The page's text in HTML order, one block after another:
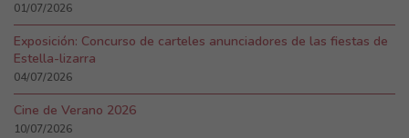
01/07/2026
Exposición: Concurso de carteles anunciadores de las fiestas de
Estella-lizarra
04/07/2026
Cine de Verano 2026
10/07/2026